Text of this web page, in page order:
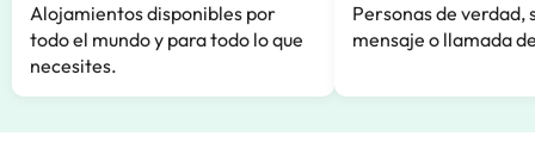
Alojamientos disponibles por
todo el mundo y para todo lo que
necesites.
Personas de verdad,
mensaje o llamada